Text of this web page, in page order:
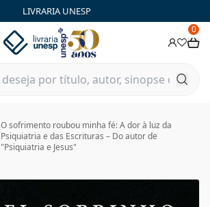
LIVRARIA UNESP
0
O sofrimento roubou minha fé: A dor à luz da
Psiquiatria e das Escrituras – Do autor de
"Psiquiatria e Jesus"